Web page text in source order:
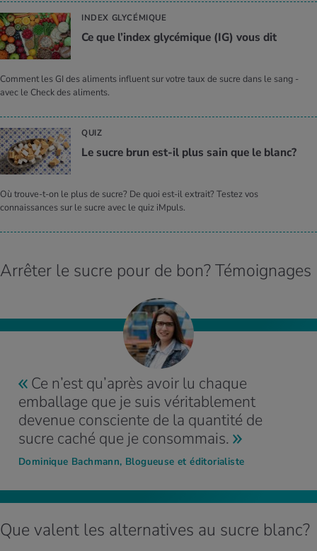
INDEX GLYCÉMIQUE
Ce que l’in­dex gly­cé­mique (IG) vous dit
Comment les GI des aliments influent sur votre taux de sucre dans le sang -
avec le Check des aliments.
QUIZ
Le sucre brun est-il plus sain que le blanc?
Où trouve-t-on le plus de sucre? De quoi est-il extrait? Testez vos
connaissances sur le sucre avec le quiz iMpuls.
Arrêter le sucre pour de bon? Témoignages
Ce n’est qu’après avoir lu chaque
emballage que je suis véritablement
devenue consciente de la quantité de
sucre caché que je consommais.
Dominique Bachmann, Blogueuse et éditorialiste
Que valent les alternatives au sucre blanc?